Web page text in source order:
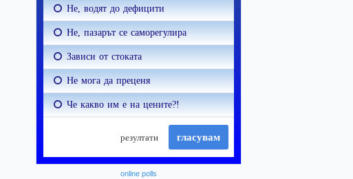
online polls